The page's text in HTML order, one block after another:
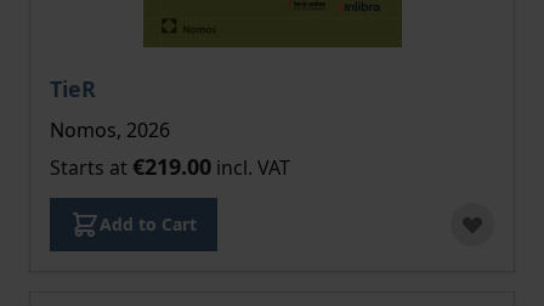
TieR
The price depends on the options chosen on the
Nomos, 2026
Starts at €219.00 incl. VAT
Add to Cart